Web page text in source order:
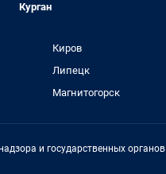
Курган
Киров
Липецк
Магнитогорск
и государственных органов